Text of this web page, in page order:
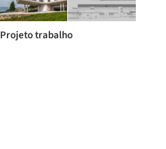
Projeto trabalho